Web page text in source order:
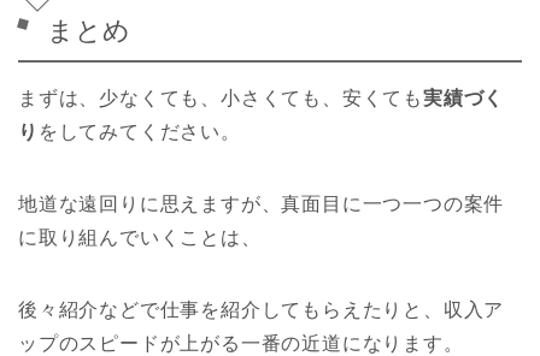
まとめ
まずは、少なくても、小さくても、安くても実績づく
り をしてみてください。
地道な遠回りに思えますが、真面目に一つ一つの案件
に取り組んでいくことは、
後々紹介などで仕事を紹介してもらえたりと、収入ア
ップのスピードが上がる一番の近道になります。